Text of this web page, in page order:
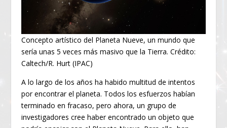
Concepto artístico del Planeta Nueve, un mundo que
sería unas 5 veces más masivo que la Tierra. Crédito:
Caltech/R. Hurt (IPAC)
A lo largo de los años ha habido multitud de intentos
por encontrar el planeta. Todos los esfuerzos habían
terminado en fracaso, pero ahora, un grupo de
investigadores cree haber encontrado un objeto que